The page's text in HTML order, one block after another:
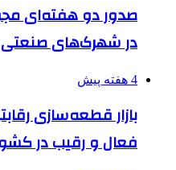
صدور دو هفته‌ای
در شهرک‌های صنعتی
4 هفته پیش
فعال و رقیب در